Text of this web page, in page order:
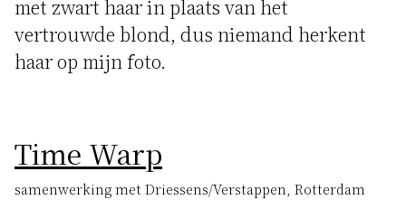
met zwart haar in plaats van het
vertrouwde blond, dus niemand herkent
haar op mijn foto.
Time Warp
samenwerking met Driessens/Verstappen, Rotterdam